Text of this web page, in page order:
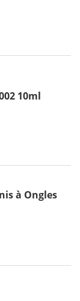
10ml
à Ongles